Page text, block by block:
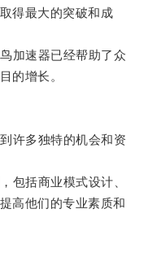
得最大的突破和成
加速器已经帮助了众
的增长。
许多独特的机会和资
括商业模式设计、
高他们的专业素质和